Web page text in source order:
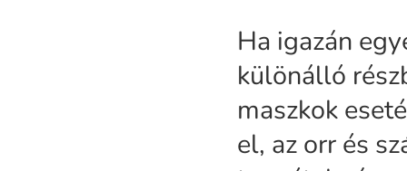
Ha igazán
különálló
maszkok
el, az orr és